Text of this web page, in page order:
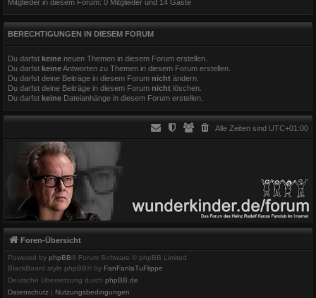
Mitglieder in diesem Forum: 0 Mitglieder und 14 Gäste
BERECHTIGUNGEN IN DIESEM FORUM
Du darfst keine neuen Themen in diesem Forum erstellen.
Du darfst keineAntworten zu Themen in diesem Forum erstellen.
Du darfst deine Beiträge in diesem Forum nicht ändern.
Du darfst deine Beiträge in diesem Forum nicht löschen.
Du darfst keine Dateianhänge in diesem Forum erstellen.
Alle Zeiten sind UTC+01:00
Foren-Übersicht
Powered by phpBB® Forum Software © phpBB Limited
BlackBoard style phpBB® by FanFanlaTuFlippe
Deutsche Übersetzung durch phpBB.de
Datenschutz | Nutzungsbedingungen